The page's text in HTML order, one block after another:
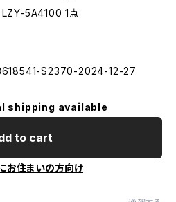
5A4100 1点
S2370-2024-12-27
shipping available
to cart
お住まいの方向け